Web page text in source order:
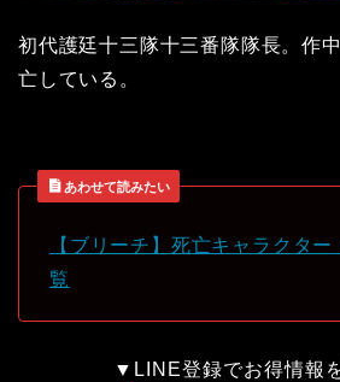
初代護廷十三隊十三番隊隊長。作
亡している。
あわせて読みたい
【ブリーチ】死亡キャラクタ
覧
▼LINE登録でお得情報